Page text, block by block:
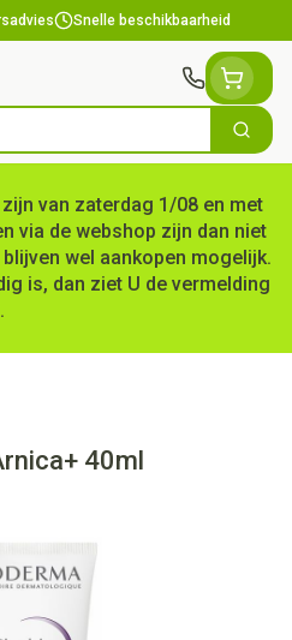
Snelle beschikbaarheid
Zoek
van zaterdag 1/08 en met
via de webshop zijn dan niet
wel aankopen mogelijk.
is, dan ziet U de vermelding
40ml